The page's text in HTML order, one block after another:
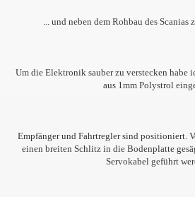
... und neben dem Rohbau des Scanias
Um die Elektronik sauber zu verstecken habe
aus 1mm Polystrol
Empfänger und Fahrtregler sind positioniert.
einen breiten Schlitz in die Bodenplatte
Servokabel geführt